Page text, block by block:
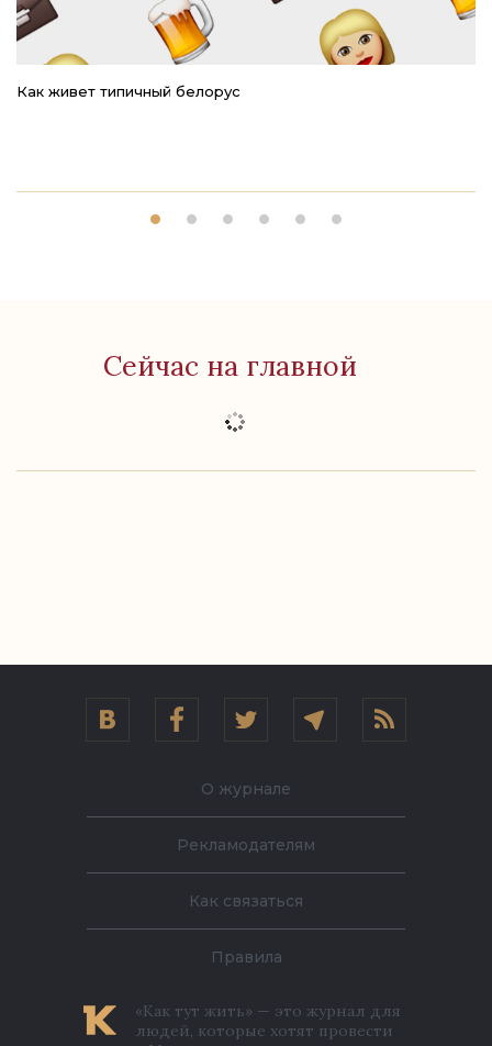
Как живет типичный белорус
Сейчас на главной
«Как тут жить» — это журнал для
людей, которые хотят провести
О журнале
Рекламодателям
Как связаться
Правила